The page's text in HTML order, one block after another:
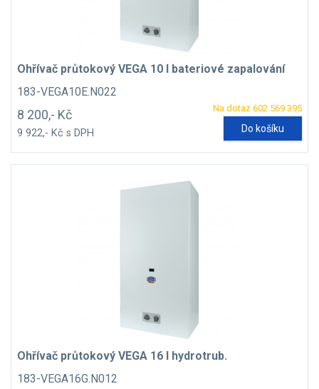
Ohřívač průtokový VEGA 10 l bateriové zapalování
183-VEGA10E.N022
Na dotaz 602 569 395
8 200,- Kč
9 922,- Kč s DPH Do košíku
Ohřívač průtokový VEGA 16 l hydrotrub.
183-VEGA16G.N012